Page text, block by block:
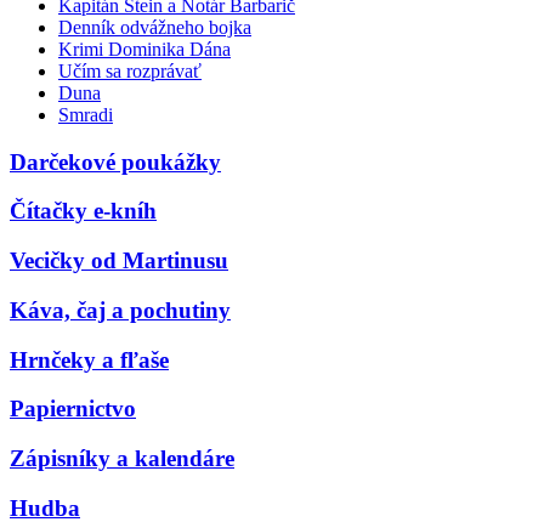
Kapitán Stein a Notár Barbarič
Denník odvážneho bojka
Krimi Dominika Dána
Učím sa rozprávať
Duna
Smradi
Darčekové poukážky
Čítačky e-kníh
Vecičky od Martinusu
Káva, čaj a pochutiny
Hrnčeky a fľaše
Papiernictvo
Zápisníky a kalendáre
Hudba